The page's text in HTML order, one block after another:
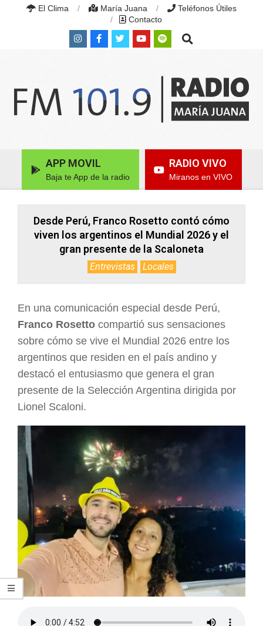
El Clima María Juana
Teléfonos Útiles
Contacto
Search
JUANA
FM
MARÍA
JUANA,
Navigation APP MOVIL
Baja te App de la radio
RADIO VIVO
Miranos en VIVO
Desde Perú, Franco Rosetto contó cómo
viven los argentinos el Mundial 2026 y el
gran presente de la Scaloneta
Entrevistas Locales
En una comunicación especial desde Perú,
Franco Rosetto compartió sus sensaciones
sobre cómo se vive el Mundial 2026 entre los
argentinos que residen en el país andino y
destacó el entusiasmo que genera el gran
presente de la Selección Argentina dirigida por
Lionel Scaloni.